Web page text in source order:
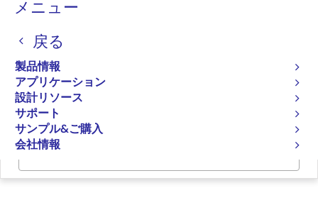
メニュー
戻る
製品情報
アプリケーション
設計リソース
サポート
サンプル&ご購入
会社情報
く
ず
RAファミリのパートナエコシステムソリューション
SMH Technologies FlashRunner HS
SMH Technologies
FlashRunner HS
ページセクションへ移動：